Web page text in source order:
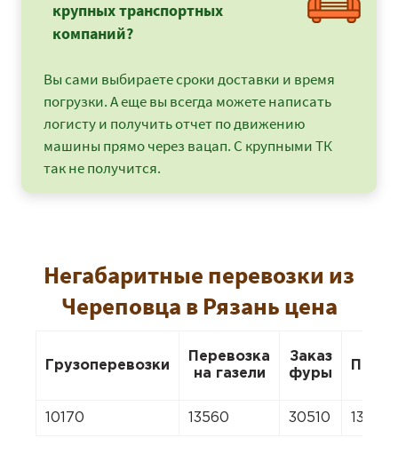
крупных транспортных
компаний?
Вы сами выбираете сроки доставки и время
погрузки. А еще вы всегда можете написать
логисту и получить отчет по движению
машины прямо через вацап. С крупными ТК
так не получится.
Негабаритные перевозки из
Череповца в Рязань цена
Грузоперевозки
Перевозка
на газели
Заказ
фуры
10170 13560 30510 13560